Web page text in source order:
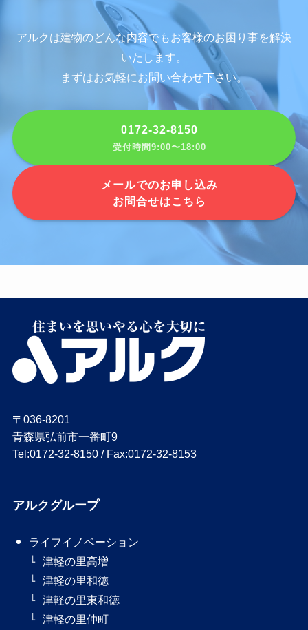
アルクは建物のどんな内容でもお客様のお困り事を解決
いたします。
まずはお気軽にお問い合わせ下さい。
0172-32-8150
受付時間9:00〜18:00
メールでのお申し込み
お問合せはこちら
〒036-8201
青森県弘前市一番町9
Tel:0172-32-8150 / Fax:0172-32-8153
アルクグループ
ライフイノベーション
津軽の里高増
津軽の里和徳
津軽の里東和徳
津軽の里仲町